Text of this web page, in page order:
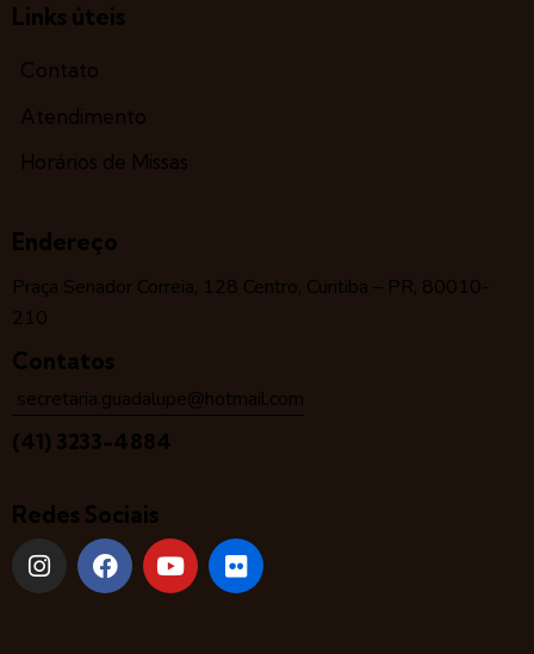
Links úteis
Contato
Atendimento
Horários de Missas
Endereço
Praça Senador Correia, 128 Centro, Curitiba – PR, 80010-
210
Contatos
secretaria.guadalupe@hotmail.com
(41) 3233-4884
Redes Sociais